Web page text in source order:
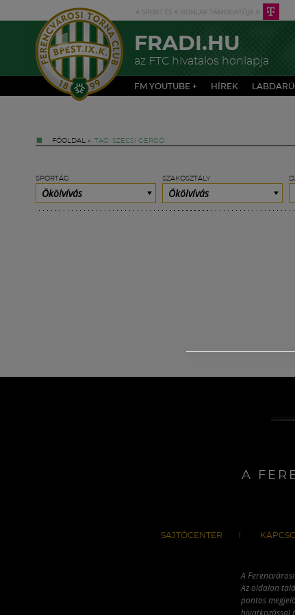
FRADI.HU
az FTC hivatalos honlapja
FM YOUTUBE + HÍREK
FŐOLDAL » TAG: SZÉCSI GERGŐ
SPORTÁG
Ökölvívás
SZAKOSZTÁLY
Ökölvívás
A
SAJTÓCENTER
A
Az oldalon
pontos
hivatkozással